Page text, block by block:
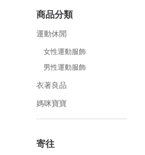
商品分類
運動休閒
女性運動服飾
男性運動服飾
衣著良品
媽咪寶寶
寄往